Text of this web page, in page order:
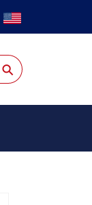
⚲